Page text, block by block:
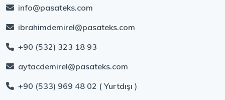
info@pasateks.com
ibrahimdemirel@pasateks.com
+90 (532) 323 18 93
aytacdemirel@pasateks.com
+90 (533) 969 48 02 ( Yurtdışı )